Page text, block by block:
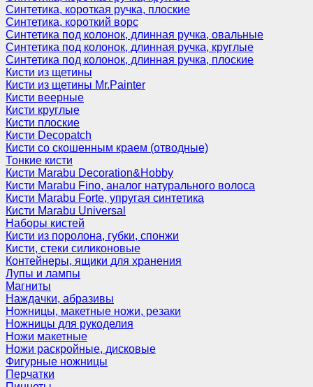
Синтетика, короткая ручка, плоские
Синтетика, короткий ворс
Синтетика под колонок, длинная ручка, овальные
Синтетика под колонок, длинная ручка, круглые
Синтетика под колонок, длинная ручка, плоские
Кисти из щетины
Кисти из щетины Mr.Painter
Кисти веерные
Кисти круглые
Кисти плоские
Кисти Decopatch
Кисти со скошенным краем (отводные)
Тонкие кисти
Кисти Marabu Decoration&Hobby
Кисти Marabu Fino, аналог натурального волоса
Кисти Marabu Forte, упругая синтетика
Кисти Marabu Universal
Наборы кистей
Кисти из поролона, губки, спонжи
Кисти, стеки силиконовые
Контейнеры, ящики для хранения
Лупы и лампы
Магниты
Наждачки, абразивы
Ножницы, макетные ножи, резаки
Ножницы для рукоделия
Ножи макетные
Ножи раскройные, дисковые
Фигурные ножницы
Перчатки